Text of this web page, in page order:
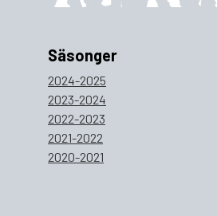
Säsonger
2024-2025
2023-2024
2022-2023
2021-2022
2020-2021